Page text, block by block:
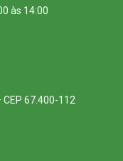
às 14:00
67.400-112